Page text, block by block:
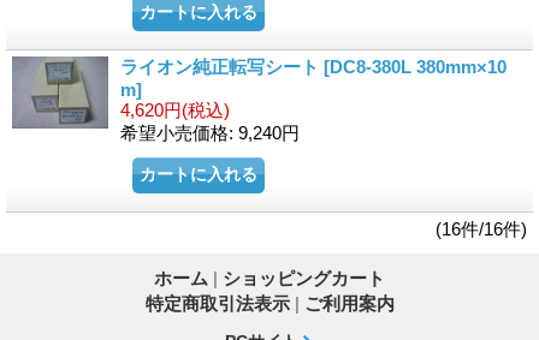
ライオン純正転写シート [DC8-380L 380mm×10
m]
4,620円(税込)
希望小売価格: 9,240円
(16件/16件)
ホーム | ショッピングカート
特定商取引法表示 | ご利用案内